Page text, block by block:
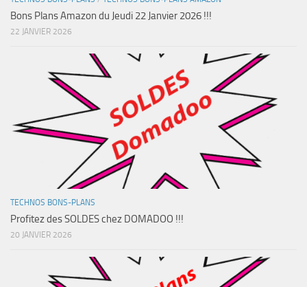
Bons Plans Amazon du Jeudi 22 Janvier 2026 !!!
22 JANVIER 2026
TECHNOS BONS-PLANS
Profitez des SOLDES chez DOMADOO !!!
20 JANVIER 2026